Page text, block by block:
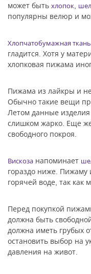
может быть хлопок,
популярны велюр и
Хлопчатобумажная ткань
гладится. Хотя у
хлопковая пижама
Пижама из лайкры и
Обычно такие вещи
Летом данные
слишком жарко. Еще
свободного покроя.
Вискоза напоминает
гораздо ниже. Пижаму
горячей воде, так как
Перед покупкой
должна быть
должна иметь грубых
остановить выбор на
давления на живот.